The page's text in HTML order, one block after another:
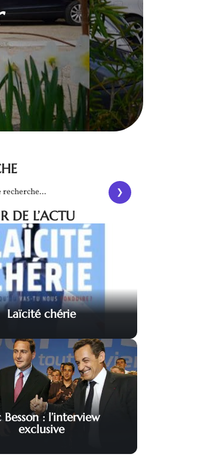
DE L’ACTU
Laïcité chérie
Besson : l’interview
exclusive